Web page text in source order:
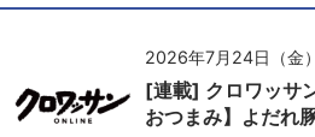
2026年7月24日（金）
[連載] クロワッサ
おつまみ】よだれ